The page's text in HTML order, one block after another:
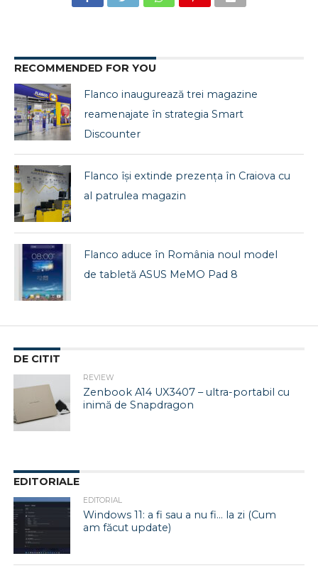
RECOMMENDED FOR YOU
Flanco inaugurează trei magazine
reamenajate în strategia Smart
Discounter
Flanco își extinde prezența în Craiova cu
al patrulea magazin
Flanco aduce în România noul model
de tabletă ASUS MeMO Pad 8
DE CITIT
REVIEW
Zenbook A14 UX3407 – ultra-portabil cu
inimă de Snapdragon
EDITORIALE
EDITORIAL
Windows 11: a fi sau a nu fi… la zi (Cum
am făcut update)